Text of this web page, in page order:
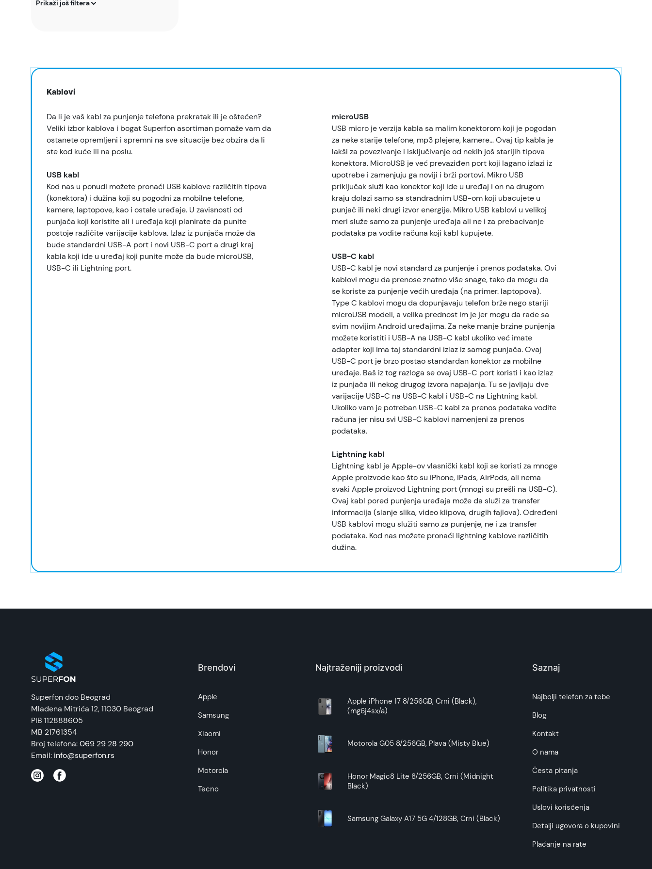
Prikaži još filtera
Kablovi
Da li je vaš kabl za punjenje telefona prekratak ili je oštećen?
Veliki izbor kablova i bogat Superfon asortiman pomaže vam da
ostanete opremljeni i spremni na sve situacije bez obzira da li
ste kod kuće ili na poslu.
USB kabl
Kod nas u ponudi možete pronaći USB kablove različitih tipova
(konektora) i dužina koji su pogodni za mobilne telefone,
kamere, laptopove, kao i ostale uređaje. U zavisnosti od
punjača koji koristite ali i uređaja koji planirate da punite
postoje različite varijacije kablova. Izlaz iz punjača može da
bude standardni USB-A port i novi USB-C port a drugi kraj
kabla koji ide u uređaj koji punite može da bude microUSB,
USB-C ili Lightning port.
microUSB
USB micro je verzija kabla sa malim konektorom koji je pogodan
za neke starije telefone, mp3 plejere, kamere… Ovaj tip kabla je
lakši za povezivanje i isključivanje od nekih još starijih tipova
konektora. MicroUSB je već prevaziđen port koji lagano izlazi iz
upotrebe i zamenjuju ga noviji i brži portovi. Mikro USB
priključak služi kao konektor koji ide u uređaj i on na drugom
kraju dolazi samo sa standradnim USB-om koji ubacujete u
punjač ili neki drugi izvor energije. Mikro USB kablovi u velikoj
meri služe samo za punjenje uređaja ali ne i za prebacivanje
podataka pa vodite računa koji kabl kupujete.
USB-C kabl
USB-C kabl je novi standard za punjenje i prenos podataka. Ovi
kablovi mogu da prenose znatno više snage, tako da mogu da
se koriste za punjenje većih uređaja (na primer. laptopova).
Type C kablovi mogu da dopunjavaju telefon brže nego stariji
microUSB modeli, a velika prednost im je jer mogu da rade sa
svim novijim Android uređajima. Za neke manje brzine punjenja
možete koristiti i USB-A na USB-C kabl ukoliko već imate
adapter koji ima taj standardni izlaz iz samog punjača. Ovaj
USB-C port je brzo postao standardan konektor za mobilne
uređaje. Baš iz tog razloga se ovaj USB-C port koristi i kao izlaz
iz punjača ili nekog drugog izvora napajanja. Tu se javljaju dve
varijacije USB-C na USB-C kabl i USB-C na Lightning kabl.
Ukoliko vam je potreban USB-C kabl za prenos podataka vodite
računa jer nisu svi USB-C kablovi namenjeni za prenos
podataka.
Lightning kabl
Lightning kabl je Apple-ov vlasnički kabl koji se koristi za mnoge
Apple proizvode kao što su iPhone, iPads, AirPods, ali nema
svaki Apple proizvod Lightning port (mnogi su prešli na USB-C).
Ovaj kabl pored punjenja uređaja može da služi za transfer
informacija (slanje slika, video klipova, drugih fajlova). Određeni
USB kablovi mogu služiti samo za punjenje, ne i za transfer
podataka. Kod nas možete pronaći lightning kablove različitih
dužina.
Superfon doo Beograd
Mladena Mitrića 12, 11030 Beograd
PIB 112888605
MB 21761354
Broj telefona:069 29 28 290
Email: info@superfon.rs
Brendovi
Apple
Samsung
Xiaomi
Honor
Motorola
Tecno
Najtraženiji proizvodi
Apple iPhone 17 8/256GB, Crni (Black),
(mg6j4sx/a)
Motorola G05 8/256GB, Plava (Misty Blue)
Honor Magic8 Lite 8/256GB, Crni (Midnight
Black)
Samsung Galaxy A17 5G 4/128GB, Crni (Black)
Saznaj
Najbolji telefon za tebe
Blog
Kontakt
O nama
Česta pitanja
Politika privatnosti
Uslovi korisćenja
Detalji ugovora o kupovini
Plaćanje na rate